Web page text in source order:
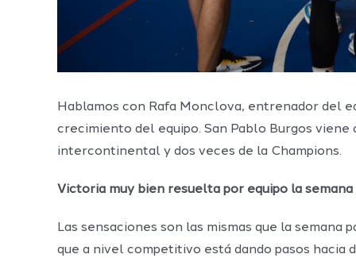
Hablamos con Rafa Monclova, entrenador del
crecimiento del equipo. San Pablo Burgos viene
intercontinental y dos veces de la Champions.
Victoria muy bien resuelta por equipo la
Las sensaciones son las mismas que la
que a nivel competitivo está dando pasos hacia